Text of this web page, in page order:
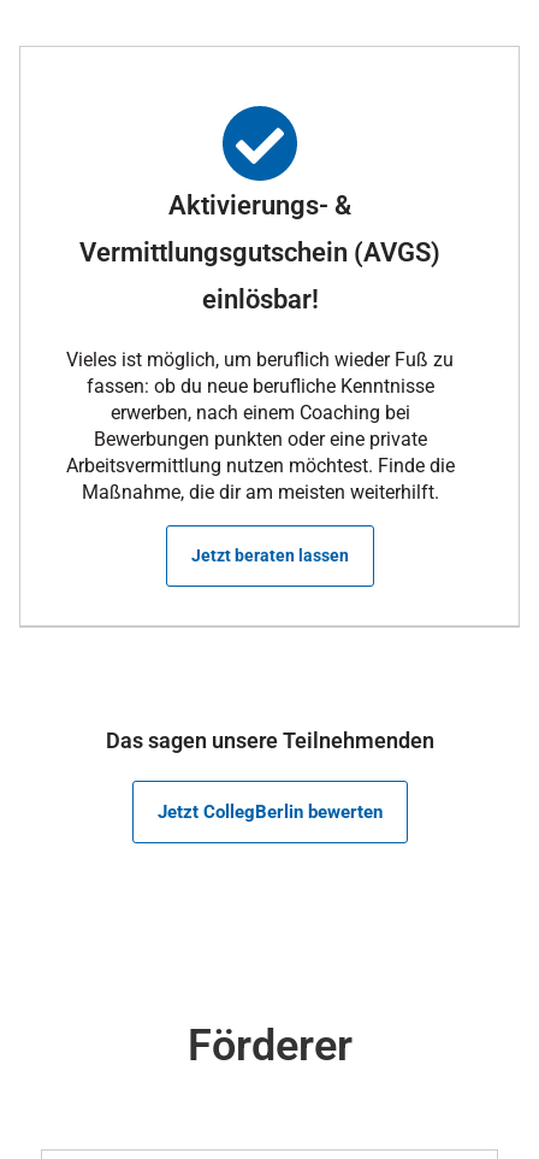
Aktivierungs- &
Vermittlungsgutschein (AVGS)
einlösbar!
Vieles ist möglich, um beruflich wieder Fuß zu
fassen: ob du neue berufliche Kenntnisse
erwerben, nach einem Coaching bei
Bewerbungen punkten oder eine private
Arbeitsvermittlung nutzen möchtest. Finde die
Maßnahme, die dir am meisten weiterhilft.
Jetzt beraten lassen
Das sagen unsere Teilnehmenden
Jetzt CollegBerlin bewerten
Förderer